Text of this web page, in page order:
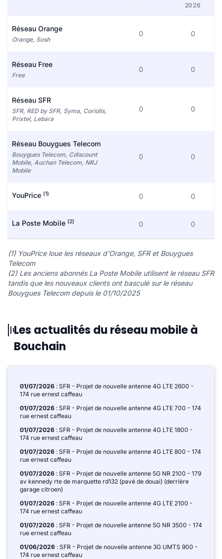
2026
Réseau Orange
Orange, Sosh
0 0
Réseau Free
Free
0 0
Réseau SFR
SFR, RED by SFR, Syma, Coriolis,
Prixtel, Lebara
0 0
Réseau Bouygues Telecom
Bouygues Telecom, Cdiscount
Mobile, Auchan Telecom, NRJ
Mobile
0 0
YouPrice (1) 0 0
La Poste Mobile (2) 0 0
(1) YouPrice loue les réseaux d'Orange, SFR et Bouygues
Telecom
(2) Les anciens abonnés La Poste Mobile utilisent le réseau SFR
tandis que les nouveaux clients ont basculé sur le réseau
Bouygues Telecom depuis le 01/10/2025
Les actualités du réseau mobile à
Bouchain
01/07/2026 : SFR - Projet de nouvelle antenne 4G LTE 2600 -
174 rue ernest caffeau
01/07/2026 : SFR - Projet de nouvelle antenne 4G LTE 700 - 174
rue ernest caffeau
01/07/2026 : SFR - Projet de nouvelle antenne 4G LTE 1800 -
174 rue ernest caffeau
01/07/2026 : SFR - Projet de nouvelle antenne 4G LTE 800 - 174
rue ernest caffeau
01/07/2026 : SFR - Projet de nouvelle antenne 5G NR 2100 - 179
av kennedy rte de marquette rd132 (pavé de douai) (derrière
garage citroen)
01/07/2026 : SFR - Projet de nouvelle antenne 4G LTE 2100 -
174 rue ernest caffeau
01/07/2026 : SFR - Projet de nouvelle antenne 5G NR 3500 - 174
rue ernest caffeau
01/06/2026 : SFR - Projet de nouvelle antenne 3G UMTS 900 -
174 rue ernest caffeau